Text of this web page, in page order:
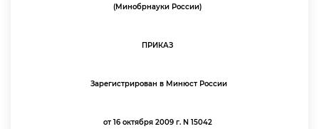
(Минобрнауки России)
ПРИКАЗ
Зарегистрирован в Минюст России
от 16 октября 2009 г. N 15042